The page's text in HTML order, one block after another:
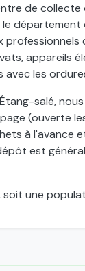
de collecte
département
appareils
les
salé,
(ouverte
à l'avance
est
soit une